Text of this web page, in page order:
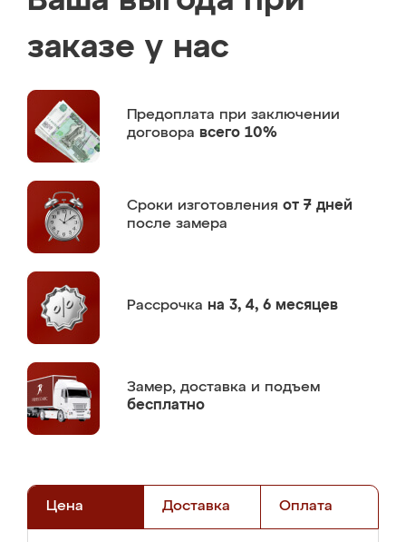
заказе у нас
Предоплата при заключении
договора всего 10%
Сроки изготовления от 7 дней
после замера
Рассрочка на 3, 4, 6 месяцев
Замер, доставка и подъем
бесплатно
Цена Доставка Оплата